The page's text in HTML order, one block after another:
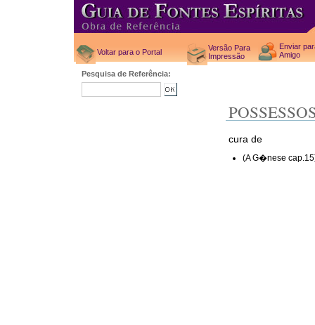
Voltar para o Portal
Versão Para
Impressão
Enviar
Amigo
Pesquisa de Referência:
cura de
(A G�nese